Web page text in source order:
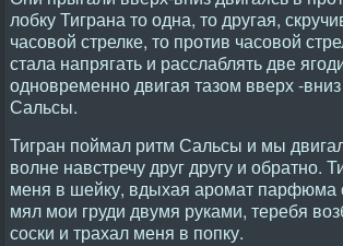
лобку Тиграна то одна, то другая,
часовой стрелке, то против часовой
стала напрягать и расслаблять две
одновременно двигая тазом вверх -
Сальсы.
Тигран поймал ритм Сальсы и мы
волне навстречу друг другу и обратно.
меня в шейку, вдыхая аромат парфюма
мял мои груди двумя руками, теребя
соски и трахал меня в попку.